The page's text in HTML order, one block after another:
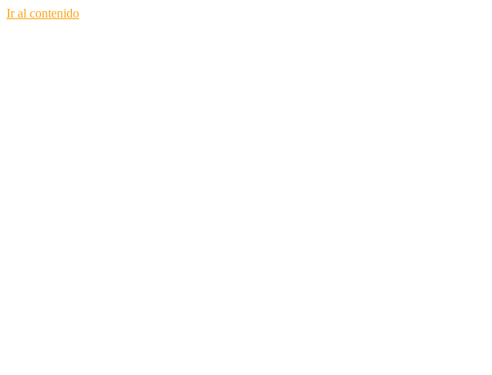
Ir al contenido